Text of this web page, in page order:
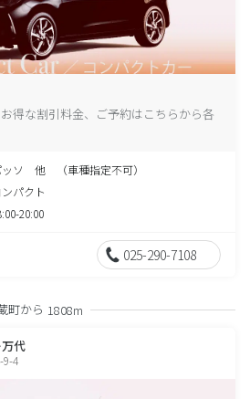
得な割引料金、ご予約はこちらから各
ッソ 他 （車種指定不可）
ンパクト
20:00
025-290-7108
町から 1808m
代
9-4